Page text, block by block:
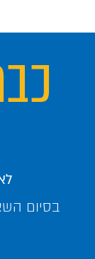
בסיום